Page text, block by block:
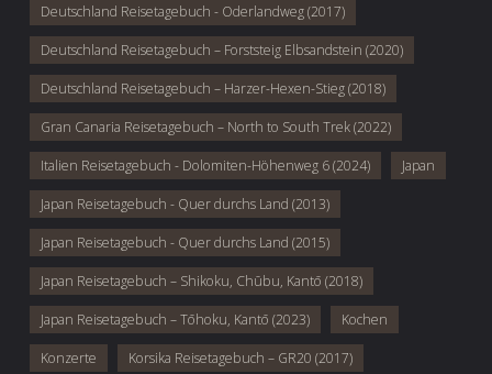
Deutschland Reisetagebuch - Oderlandweg (2017)
Deutschland Reisetagebuch – Forststeig Elbsandstein (2020)
Deutschland Reisetagebuch – Harzer-Hexen-Stieg (2018)
Gran Canaria Reisetagebuch – North to South Trek (2022)
Italien Reisetagebuch - Dolomiten-Höhenweg 6 (2024) Japan
Japan Reisetagebuch - Quer durchs Land (2013)
Japan Reisetagebuch - Quer durchs Land (2015)
Japan Reisetagebuch – Shikoku, Chūbu, Kantō (2018)
Japan Reisetagebuch – Tōhoku, Kantō (2023) Kochen
Konzerte Korsika Reisetagebuch – GR20 (2017)